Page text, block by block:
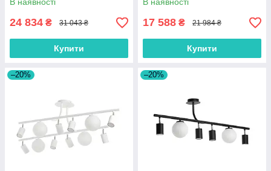
В наявності
24 834 ₴ 31 043 ₴
Купити
В наявності
17 588 ₴ 21 984 ₴
Купити
–20% –20%